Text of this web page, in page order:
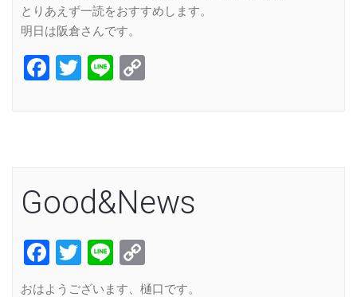
とりあえず一読をおすすめします。
明日は阪倉さんです。
Facebook
Twitter
Line
Good&News
Facebook
Twitter
Line
Link
おはようございます、樋口です。